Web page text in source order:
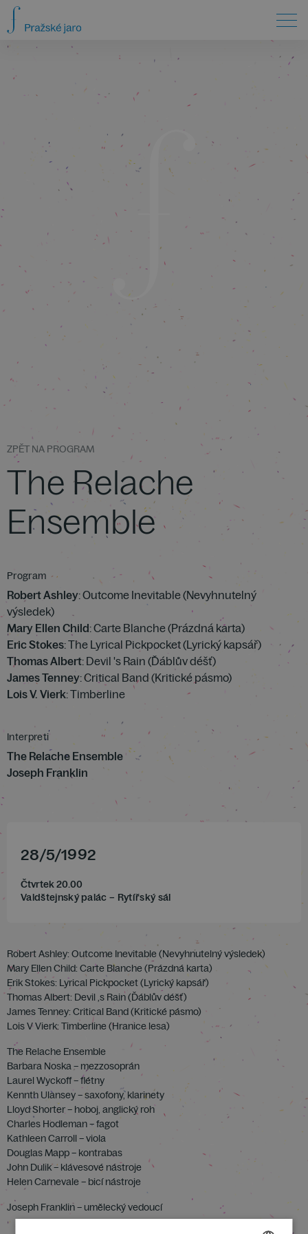
ZPĚT NA PROGRAM
The Relache
Ensemble
Program
Robert Ashley: Outcome Inevitable (Nevyhnutelný
výsledek)
Mary Ellen Child: Carte Blanche (Prázdná karta)
Eric Stokes: The Lyrical Pickpocket (Lyrický kapsář)
Thomas Albert: Devil 's Rain (Ďáblův déšť)
James Tenney: Critical Band (Kritické pásmo)
Lois V. Vierk: Timberline
Interpreti
The Relache Ensemble
Joseph Franklin
28/5/1992
Čtvrtek 20.00
Valdštejnský palác – Rytířský sál
Robert Ashley: Outcome Inevitable (Nevyhnutelný výsledek)
Mary Ellen Child: Carte Blanche (Prázdná karta)
Erik Stokes: Lyrical Pickpocket (Lyrický kapsář)
Thomas Albert: Devil ‚s Rain (Ďáblův déšť)
James Tenney: Critical Band (Kritické pásmo)
Lois V Vierk: Timberline (Hranice lesa)
The Relache Ensemble
Barbara Noska – mezzosoprán
Laurel Wyckoff – flétny
Kennth Ulansey – saxofony, klarinety
Lloyd Shorter – hoboj, anglický roh
Charles Hodleman – fagot
Kathleen Carroll – viola
Douglas Mapp – kontrabas
John Dulik – klávesové nástroje
Helen Carnevale – bicí nástroje
Joseph Franklin – umělecký vedoucí